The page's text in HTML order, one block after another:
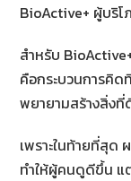
BioActive+ ผู้บริโ
สำหรับ
คือกระบวนการคิ
พยายามสร้างสิ่งที่
เพราะในท้ายที่สุ
ทำให้ผู้คนดูดีขึ้น